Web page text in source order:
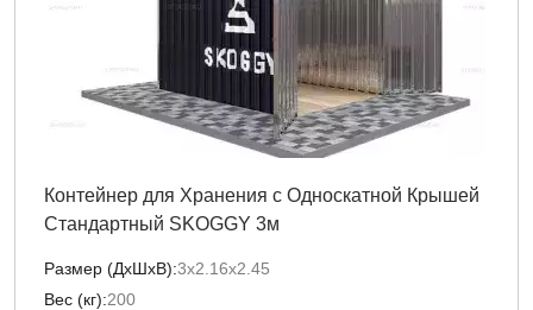
Контейнер для Хранения с Односкатной Крышей
Стандартный SKOGGY 3м
Размер (ДxШxВ):3х2.16х2.45
Вес (кг):200